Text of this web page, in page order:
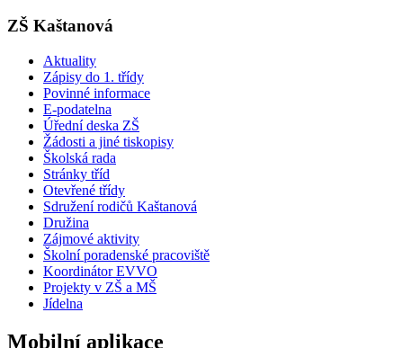
ZŠ Kaštanová
Aktuality
Zápisy do 1. třídy
Povinné informace
E-podatelna
Úřední deska ZŠ
Žádosti a jiné tiskopisy
Školská rada
Stránky tříd
Otevřené třídy
Sdružení rodičů Kaštanová
Družina
Zájmové aktivity
Školní poradenské pracoviště
Koordinátor EVVO
Projekty v ZŠ a MŠ
Jídelna
Mobilní aplikace